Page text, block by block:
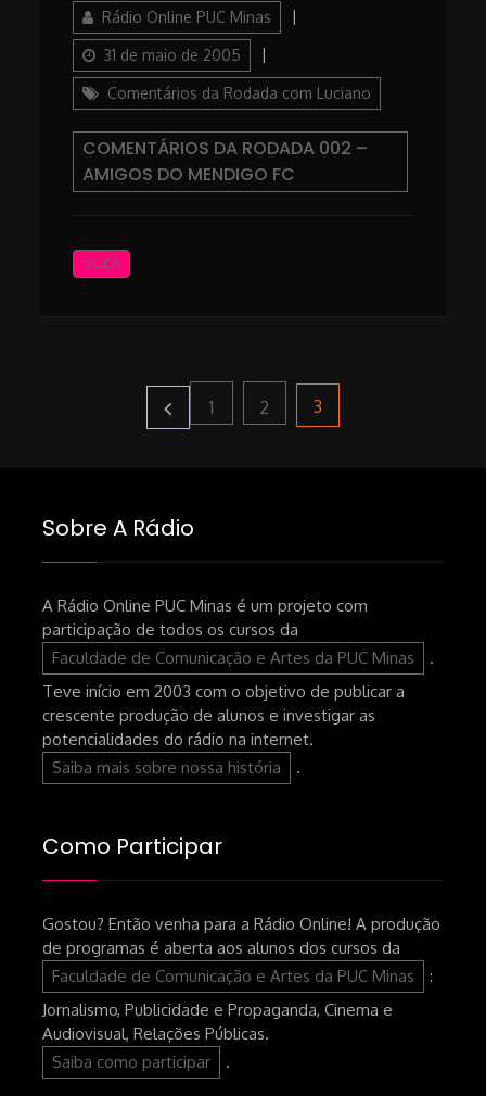
AuthorRádio Online PUC Minas
31 de maio de 2005
Comentários da Rodada com Luciano
COMENTÁRIOS DA RODADA 002 –
AMIGOS DO MENDIGO FC
OUÇA
Paginação
de
posts
Page
1 Page
2 Page
3
Sobre A Rádio
A Rádio Online PUC Minas é um projeto com
participação de todos os cursos da
Faculdade de Comunicação e Artes da PUC Minas
.
Teve início em 2003 com o objetivo de publicar a
crescente produção de alunos e investigar as
potencialidades do rádio na internet.
Saiba mais sobre nossa história
.
Como Participar
Gostou? Então venha para a Rádio Online! A produção
de programas é aberta aos alunos dos cursos da
Faculdade de Comunicação e Artes da PUC Minas
:
Jornalismo, Publicidade e Propaganda, Cinema e
Audiovisual, Relações Públicas.
Saiba como participar
.